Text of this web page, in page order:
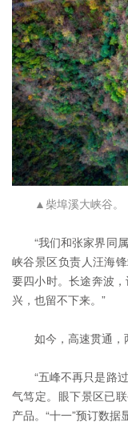
▲柴埠溪大峡谷。
“我们和张家界同
峡谷景区负责人汪海
要四小时。长途奔波
兴，也留不下来。”
如今，高速贯通，
“五峰不再只是路
气笃定。眼下景区已
产品。“十一”预订数据